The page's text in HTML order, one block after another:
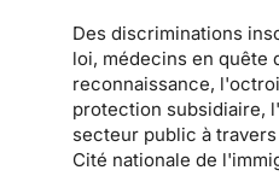
Des discriminations
loi, médecins en quête
reconnaissance,
protection subsidiaire,
secteur public à
Cité nationale de